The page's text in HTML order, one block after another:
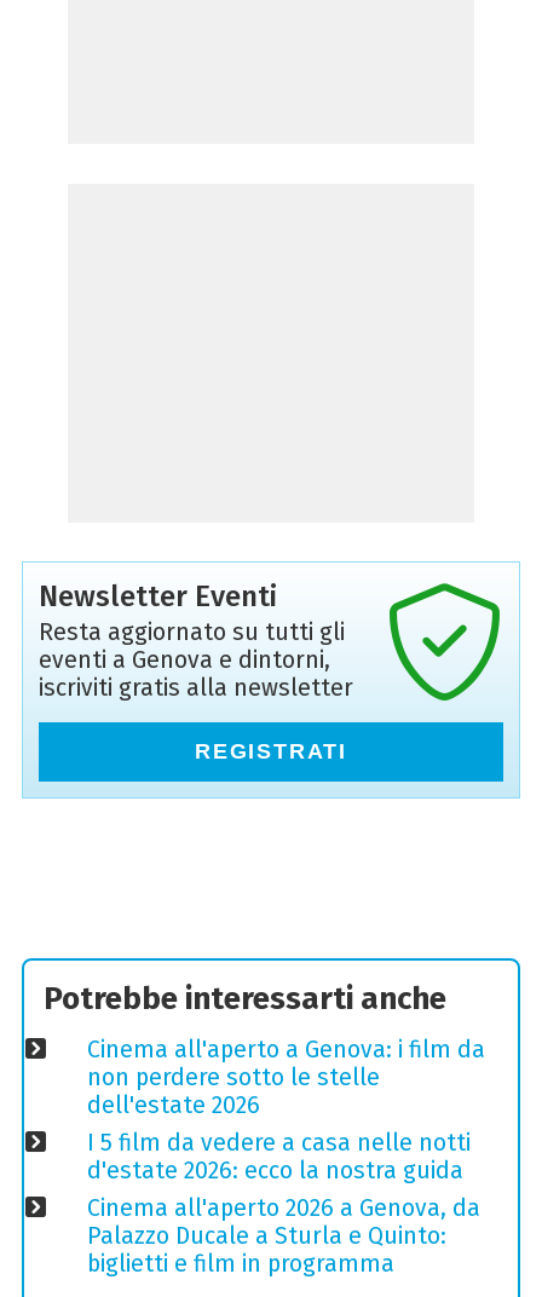
Newsletter Eventi
Resta aggiornato su tutti gli
eventi a Genova e dintorni,
iscriviti gratis alla newsletter
REGISTRATI
Potrebbe interessarti anche
Cinema all'aperto a Genova: i film da
non perdere sotto le stelle
dell'estate 2026
I 5 film da vedere a casa nelle notti
d'estate 2026: ecco la nostra guida
Cinema all'aperto 2026 a Genova, da
Palazzo Ducale a Sturla e Quinto:
biglietti e film in programma